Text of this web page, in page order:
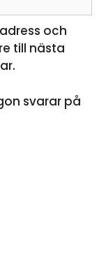
och
till nästa
svarar på